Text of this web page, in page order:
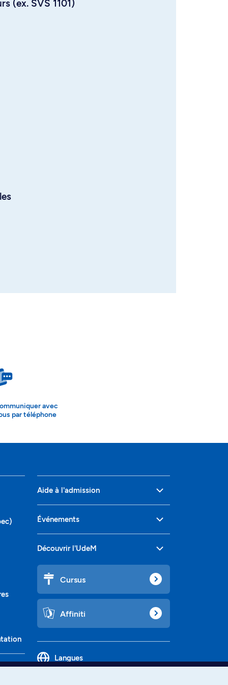
(ex. SVS 1101)
avec
par téléphone
Aide à l'admission
Événements
Découvrir l'UdeM
Cursus
Affiniti
Langues